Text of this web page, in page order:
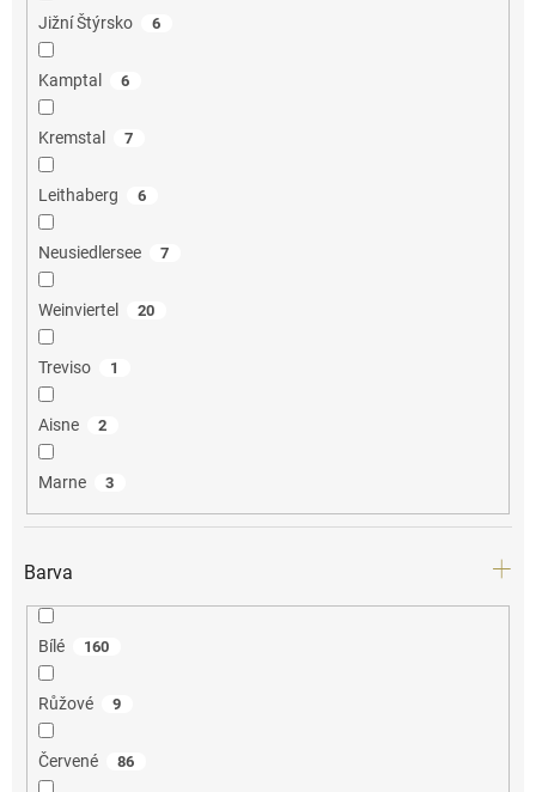
Jižní Štýrsko 6
Kamptal 6
Kremstal 7
Leithaberg 6
Neusiedlersee 7
Weinviertel 20
Treviso 1
Aisne 2
Marne 3
Barva
Bílé 160
Růžové 9
Červené 86